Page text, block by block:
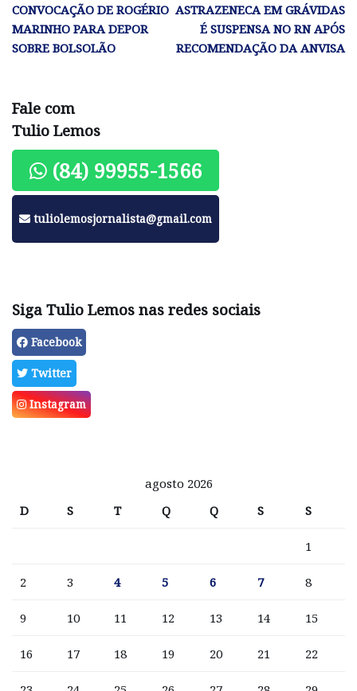
CONVOCAÇÃO DE ROGÉRIO
MARINHO PARA DEPOR
SOBRE BOLSOLÃO
ASTRAZENECA EM GRÁVIDAS
É SUSPENSA NO RN APÓS
RECOMENDAÇÃO DA ANVISA
Fale com
Tulio Lemos
(84) 99955-1566
tuliolemosjornalista@gmail.com
Siga Tulio Lemos nas redes sociais
Facebook
Twitter
Instagram
agosto 2026
D
S T Q Q S S
1
2 3 4 5 6 7 8
9 10 11 12 13 14 15
16 17 18 19 20 21 22